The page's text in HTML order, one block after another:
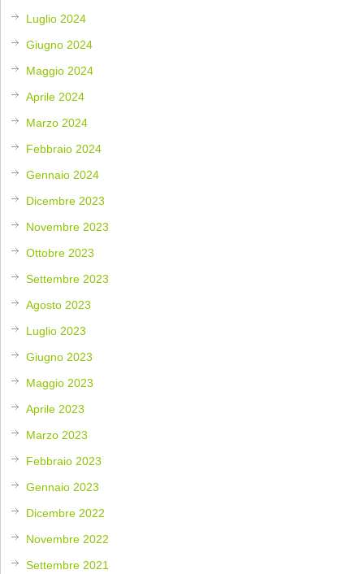
Luglio 2024
Giugno 2024
Maggio 2024
Aprile 2024
Marzo 2024
Febbraio 2024
Gennaio 2024
Dicembre 2023
Novembre 2023
Ottobre 2023
Settembre 2023
Agosto 2023
Luglio 2023
Giugno 2023
Maggio 2023
Aprile 2023
Marzo 2023
Febbraio 2023
Gennaio 2023
Dicembre 2022
Novembre 2022
Settembre 2021